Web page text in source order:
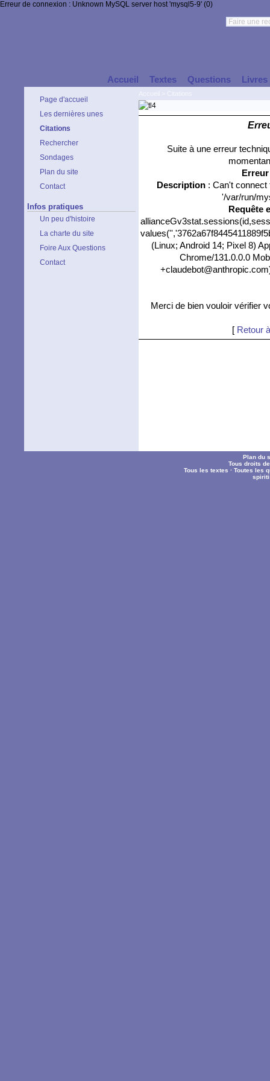
Erreur de connexion : Unknown MySQL server host 'mysql5-9' (0)
Accueil Textes Questions Livres
Page d'accueil
Les dernières unes
Citations
Rechercher
Sondages
Plan du site
Contact
Infos pratiques
Un peu d'histoire
La charte du site
Foire Aux Questions
Contact
Suite à une erreur
Description: Can't connect
'/var/run/
Requête
(Linux; Android 14; Pixel 8)
Chrome/131.0.0.0
Merci de bien vouloir vérifier
[ Retour
Plan du
Tous droits
Tous les textes ·Toutes les